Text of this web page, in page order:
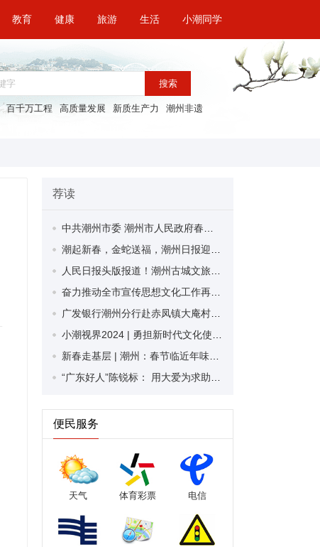
教育 健康 旅游 生活 小潮同学
搜索
百千万工程 高质量发展 新质生产力 潮州非遗
荐读
便民服务
天气 体育彩票 电信